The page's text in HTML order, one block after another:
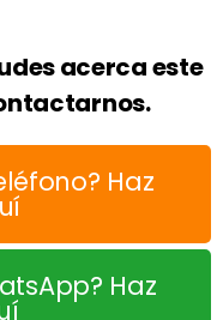
acerca este
Haz
Haz